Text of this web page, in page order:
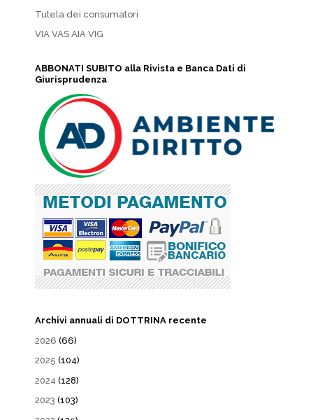
Tutela dei consumatori
VIA VAS AIA VIG
ABBONATI SUBITO alla Rivista e Banca Dati di
Giurisprudenza
Archivi annuali di DOTTRINA recente
2026 (66)
2025 (104)
2024 (128)
2023 (103)